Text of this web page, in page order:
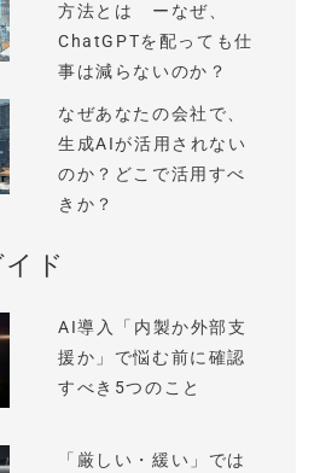
方法とは ーなぜ、
ChatGPTを配っても仕
事は減らないのか？
なぜあなたの会社で、
生成AIが活用されない
のか？どこで活用すべ
きか？
ド
AI導入「内製か外部支
援か」で悩む前に確認
すべき5つのこと
「厳しい・緩い」では